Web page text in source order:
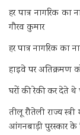
हर पात्र नागरिक का
गौरव कुमार
हर पात्र नागरिक का
हाइवे पर अतिक्रमण
घरों की रेकी कर देते थे
तीलू रौतेली राज्य
आंगनबाड़ी पुरस्कार के